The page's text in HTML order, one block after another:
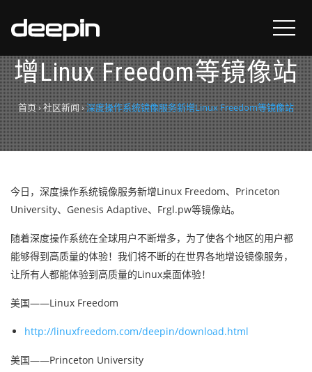
深度操作系统镜像服务新
增Linux Freedom等镜像站
首页 ›社区新闻 ›深度操作系统镜像服务新增Linux Freedom等镜像站
今日，深度操作系统镜像服务新增Linux Freedom、Princeton
University、Genesis Adaptive、Frgl.pw等镜像站。
随着深度操作系统在全球用户不断增多，为了使各个地区的用户都
能够得到高质量的体验！我们将不断的在世界各地增设镜像服务，
让所有人都能体验到高质量的Linux桌面体验！
美国——Linux Freedom
http://linuxfreedom.com/deepin/download.html
美国——Princeton University